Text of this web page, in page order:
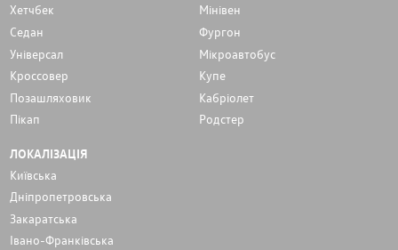
Хетчбек
Мінівен
Седан
Фургон
Унiверсал
Мікроавтобус
Кроссовер
Купе
Позашляховик
Кабріолет
Пікап
Родстер
ЛОКАЛІЗАЦІЯ
Київська
Дніпропетровська
Закаратська
Івано-Франківська